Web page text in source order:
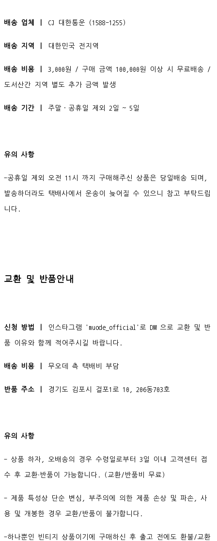
배송 업체 ㅣ CJ 대한통운 (1588-1255)
배송 지역 ㅣ 대한민국 전지역
배송 비용 ㅣ 3,000원 / 구매 금액 100,000원 이상 시 무료배송 /
도서산간 지역 별도 추가 금액 발생
배송 기간 ㅣ 주말·공휴일 제외 2일 ~ 5일
유의 사항
-공휴일 제외 오전 11시 까지 구매해주신 상품은 당일배송 되며,
발송하더라도 택배사에서 운송이 늦어질 수 있으니 참고 부탁드립
니다.
교환 및 반품안내
신청 방법 ㅣ 인스타그램 'muode_official'로 DM 으로 교환 및 반
품 이유와 함께 적어주시길 바랍니다.
배송 비용 ㅣ 무오데 측 택배비 부담
반품 주소 ㅣ 경기도 김포시 걸포1로 10, 206동703호
유의 사항
- 상품 하자, 오배송의 경우 수령일로부터 3일 이내 고객센터 접
수 후 교환∙반품이 가능합니다. (교환/반품비 무료)
- 제품 특성상 단순 변심, 부주의에 의한 제품 손상 및 파손, 사
용 및 개봉한 경우 교환/반품이 불가합니다.
-하나뿐인 빈티지 상품이기에 구매하신 후 출고 전에도 환불/교환